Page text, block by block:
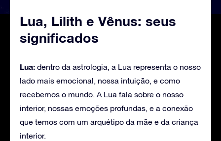
Lua, Lilith e Vênus: seus
significados
Lua: dentro da astrologia, a Lua representa o nosso
lado mais emocional, nossa intuição, e como
recebemos o mundo. A Lua fala sobre o nosso
interior, nossas emoções profundas, e a conexão
que temos com um arquétipo da mãe e da criança
interior.